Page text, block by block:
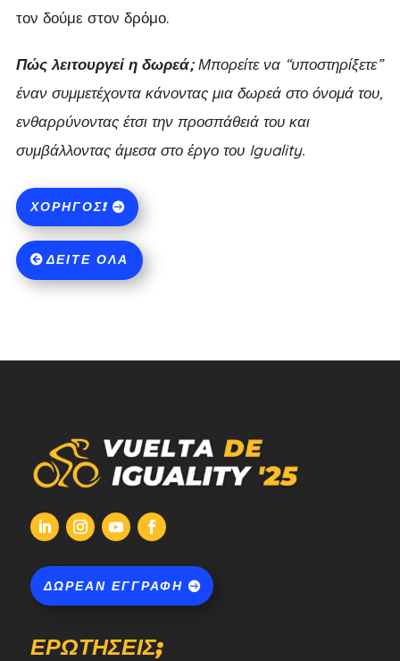
τον δούμε στον δρόμο.
Πώς λειτουργεί η δωρεά;Μπορείτε να “υποστηρίξετε”
έναν συμμετέχοντα κάνοντας μια δωρεά στο όνομά του,
ενθαρρύνοντας έτσι την προσπάθειά του και
συμβάλλοντας άμεσα στο έργο του Iguality.
ΧΟΡΗΓΌΣ!
ΔΕΊΤΕ ΌΛΑ
ΔΩΡΕΆΝ ΕΓΓΡΑΦΉ
ΕΡΩΤΉΣΕΙΣ;